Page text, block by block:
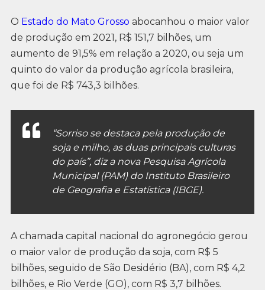
O Estado do Mato Grosso abocanhou o maior valor
de produção em 2021, R$ 151,7 bilhões, um
aumento de 91,5% em relação a 2020, ou seja um
quinto do valor da produção agrícola brasileira,
que foi de R$ 743,3 bilhões.
“Sorriso se destaca pela produção de
soja e milho, as duas principais culturas
do país”, diz a nova Pesquisa Agrícola
Municipal (PAM) do Instituto Brasileiro
de Geografia e Estatística (IBGE).
A chamada capital nacional do agronegócio gerou
o maior valor de produção da soja, com R$ 5
bilhões, seguido de São Desidério (BA), com R$ 4,2
bilhões, e Rio Verde (GO), com R$ 3,7 bilhões.